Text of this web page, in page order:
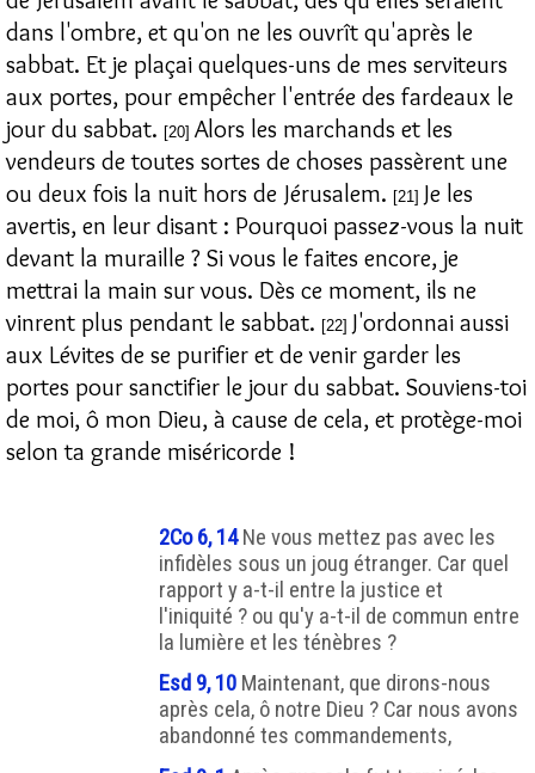
dans l'ombre, et qu'on ne les ouvrît qu'après le
sabbat. Et je plaçai quelques-uns de mes serviteurs
aux portes, pour empêcher l'entrée des fardeaux le
jour du sabbat. [20] Alors les marchands et les
vendeurs de toutes sortes de choses passèrent une
ou deux fois la nuit hors de Jérusalem. [21] Je les
avertis, en leur disant : Pourquoi passez-vous la nuit
devant la muraille ? Si vous le faites encore, je
mettrai la main sur vous. Dès ce moment, ils ne
vinrent plus pendant le sabbat. [22] J'ordonnai aussi
aux Lévites de se purifier et de venir garder les
portes pour sanctifier le jour du sabbat. Souviens-toi
de moi, ô mon Dieu, à cause de cela, et protège-moi
selon ta grande miséricorde !
2Co 6, 14Ne vous mettez pas avec les
infidèles sous un joug étranger. Car quel
rapport y a-t-il entre la justice et
l'iniquité ? ou qu'y a-t-il de commun entre
la lumière et les ténèbres ?
Esd 9, 10 Maintenant, que dirons-nous
après cela, ô notre Dieu ? Car nous avons
abandonné tes commandements,